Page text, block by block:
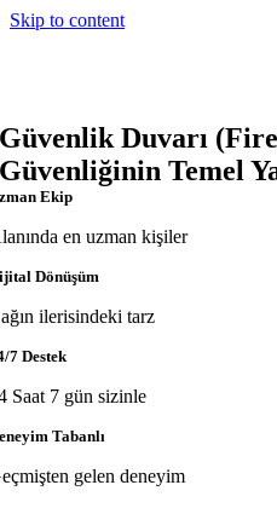
Skip to content
Güvenlik Duvarı
Güvenliğinin Temel
Ekip
en uzman kişiler
Dönüşüm
ilerisindeki tarz
7 Destek
Saat 7 gün sizinle
Tabanlı
gelen deneyim